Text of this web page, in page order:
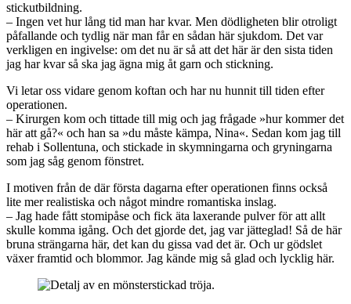
stickutbildning.
– Ingen vet hur lång tid man har kvar. Men dödligheten blir otroligt
påfallande och tydlig när man får en sådan här sjukdom. Det var
verkligen en ingivelse: om det nu är så att det här är den sista tiden
jag har kvar så ska jag ägna mig åt garn och stickning.
Vi letar oss vidare genom koftan och har nu hunnit till tiden efter
operationen.
– Kirurgen kom och tittade till mig och jag frågade »hur kommer det
här att gå?« och han sa »du måste kämpa, Nina«. Sedan kom jag till
rehab i Sollentuna, och stickade in skymningarna och gryningarna
som jag såg genom fönstret.
I motiven från de där första dagarna efter operationen finns också
lite mer realistiska och något mindre romantiska inslag.
– Jag hade fått stomipåse och fick äta laxerande pulver för att allt
skulle komma igång. Och det gjorde det, jag var jätteglad! Så de här
bruna strängarna här, det kan du gissa vad det är. Och ur gödslet
växer framtid och blommor. Jag kände mig så glad och lycklig här.